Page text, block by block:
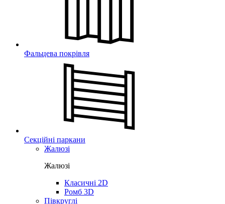
Фальцева покрівля
Секційні паркани
Жалюзі
Жалюзі
Класичні 2D
Ромб 3D
Півкруглі